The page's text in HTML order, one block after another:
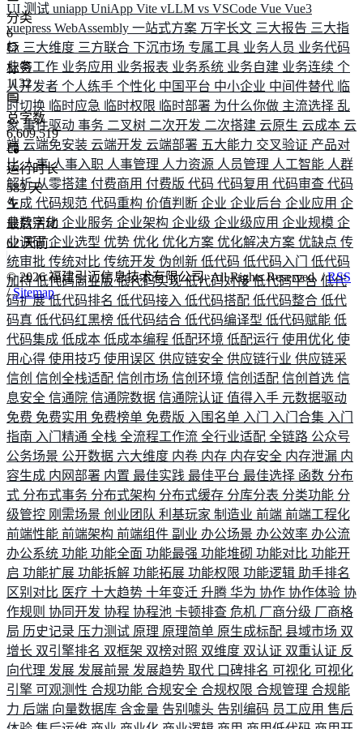
UI 测试 uniapp UniApp Vite vLLM vs VSCode Vue Vue3
vuepress WebAssembly 一站式方案 万字长文 三大报告 三大指
标 三大维度 三方联合 下沉市场 专属工具 业务人员 业务代码
业务工作 业务应用 业务报表 业务系统 业务自建 业务连续 个
人开发者 个人练手 个性化 中国平台 中小企业 中间件替代 临
时切换 临时应急 临时权限 临时部署 为什么你做 主流选择 乱
象 事件驱动 事务 二叉树 二次开发 二次搭建 云原生 云成本 云
端 云端免安装 云端开发 云端部署 五大能力 交叉验证 产品对
比人事人事入职 人事管理 人力资源 人员管理 人工智能 人群
解析从零搭建 付费商用 付费版 代码 代码复用 代码审查 代码
生成 代码规范 代码重构 价值判断 企业 企业后台 企业应用 企
业数字化 企业服务 企业架构 企业级 企业级应用 企业规模 企
业调研企业选型 优势 优化 优化方案 优化解决方案 优缺点 传
统审批 传统对比 传统开发 伪创新 低代码 低代码入门 低代码
加持低代码商业版低代码实现低代码对接低代码平台 低代
码扩展低代码排名 低代码接入 低代码搭配 低代码整合 低代
码真 低代码红黑榜 低代码结合 低代码编译型 低代码赋能 低
代码集成 低成本 低成本编程 低配环境 低配运行 使用优化 使
用心得 使用技巧 使用误区 供应链安全 供应链行业 供应链采
信创 信创全栈适配 信创市场 信创环境 信创适配 信创首选 信
息安全 信通院 信通院数据 信通院认证 值得入手 元数据驱动
免费 免费实用 免费榜单 免费版 入围名单 入门 入门合集 入门
指南 入门精通 全栈 全流程工作流 全行业适配 全链路 公众号
公务场景 公开数据 六大维度 内卷 内存 内存安全 内存泄漏 内
容生成 内网部署 内置 最佳实践 最佳平台 最佳选择 函数 分布
式 分布式事务 分布式架构 分布式缓存 分库分表 分类功能 分
级管控 刚需场景 创业团队 利基玩家 制造业 前端 前端工程化
前端性能 前端架构 前端组件 副业 办公场景 办公效率 办公流
办公系统 功能 功能全面 功能最强 功能堆砌 功能对比 功能开
启 功能扩展 功能拆解 功能拓展 功能权限 功能逻辑 助手排名
区别对比 医疗 十大趋势 十年变迁 升腾 华为 协作 协作体验 协
作规则 协同开发 协程 协程池 卡顿排查 危机 厂商分级 厂商格
局 历史记录 压力测试 原理 原理简单 原生成标配 县域市场 双
增长 双引擎排名 双框架 双榜对照 双维度 双认证 双重认证 反
向代理 发展 发展前景 发展趋势 取代 口碑排名 可视化 可视化
引擎 可观测性 合规功能 合规安全 合规权限 合规管理 合规能
力 后端 向量数据库 含金量 告别噱头 告别编码 员工应用 售后
分类
6
标签
1132
总字数
6,609,519
运行时长
583 天
最后活动
62 天前
©2026福建引迈信息技术有限公司. All Rights Reserved. /RSS
/Sitemap